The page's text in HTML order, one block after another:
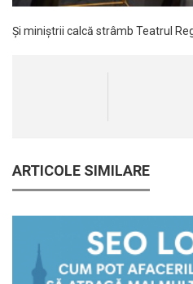
Și miniștrii calcă strâmb Teatrul
ARTICOLE SIMILARE